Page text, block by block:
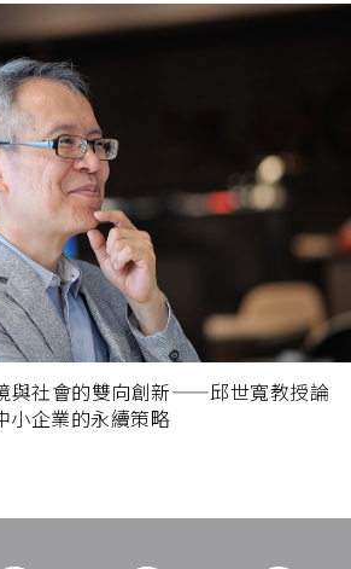
與社會的雙向創新——邱世寬教授論
小企業的永續策略